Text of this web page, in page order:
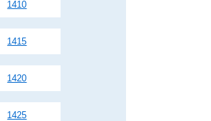
1410
1415
1420
1425